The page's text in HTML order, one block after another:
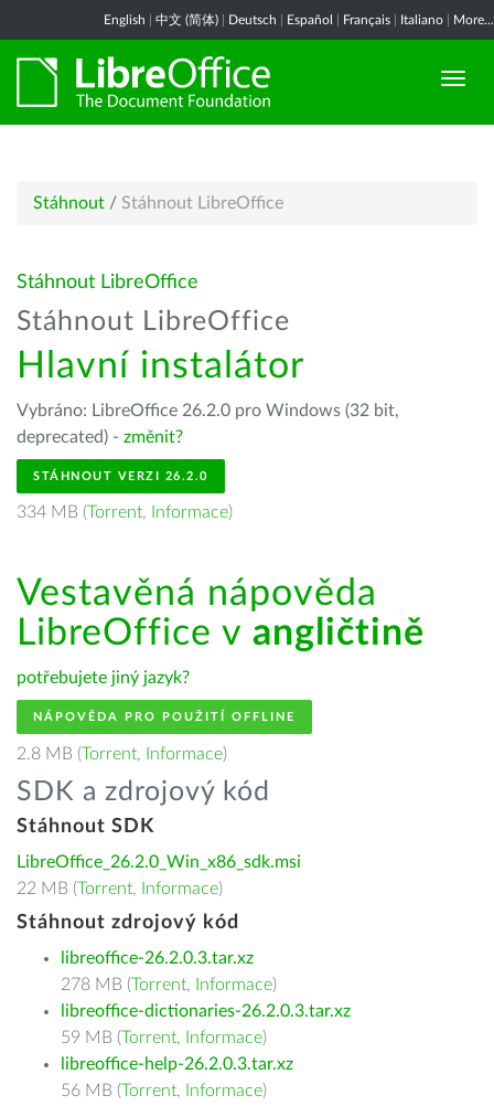
English 中文 (简体) Deutsch Español Français Italiano More...
Stáhnout / Stáhnout LibreOffice
Stáhnout LibreOffice
Stáhnout LibreOffice
Hlavní instalátor
Vybráno: LibreOffice 26.2.0 pro Windows (32 bit,
deprecated) - změnit?
STÁHNOUT VERZI 26.2.0
334 MB (Torrent, Informace)
Vestavěná nápověda
LibreOffice v angličtině
potřebujete jiný jazyk?
NÁPOVĚDA PRO POUŽITÍ OFFLINE
2.8 MB (Torrent, Informace)
SDK a zdrojový kód
Stáhnout SDK
LibreOffice_26.2.0_Win_x86_sdk.msi
22 MB (Torrent, Informace)
Stáhnout zdrojový kód
libreoffice-26.2.0.3.tar.xz
278 MB (Torrent, Informace)
libreoffice-dictionaries-26.2.0.3.tar.xz
59 MB (Torrent, Informace)
libreoffice-help-26.2.0.3.tar.xz
56 MB (Torrent, Informace)